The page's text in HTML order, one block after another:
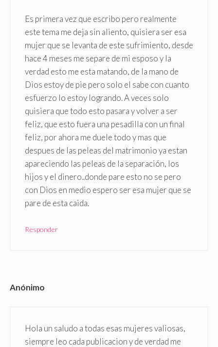
Es primera vez que escribo pero realmente
este tema me deja sin aliento, quisiera ser esa
mujer que se levanta de este sufrimiento, desde
hace 4 meses me separe de mi esposo y la
verdad esto me esta matando, de la mano de
Dios estoy de pie pero solo el sabe con cuanto
esfuerzo lo estoy logrando. A veces solo
quisiera que todo esto pasara y volver a ser
feliz, que esto fuera una pesadilla con un final
feliz, por ahora me duele todo y mas que
despues de las peleas del matrimonio ya estan
apareciendo las peleas de la separación, los
hijos y el dinero..donde pare esto no se pero
con Dios en medio espero ser esa mujer que se
pare de esta caida.
Responder
Anónimo
Hola un saludo a todas esas mujeres valiosas,
siempre leo cada publicacion y de verdad me